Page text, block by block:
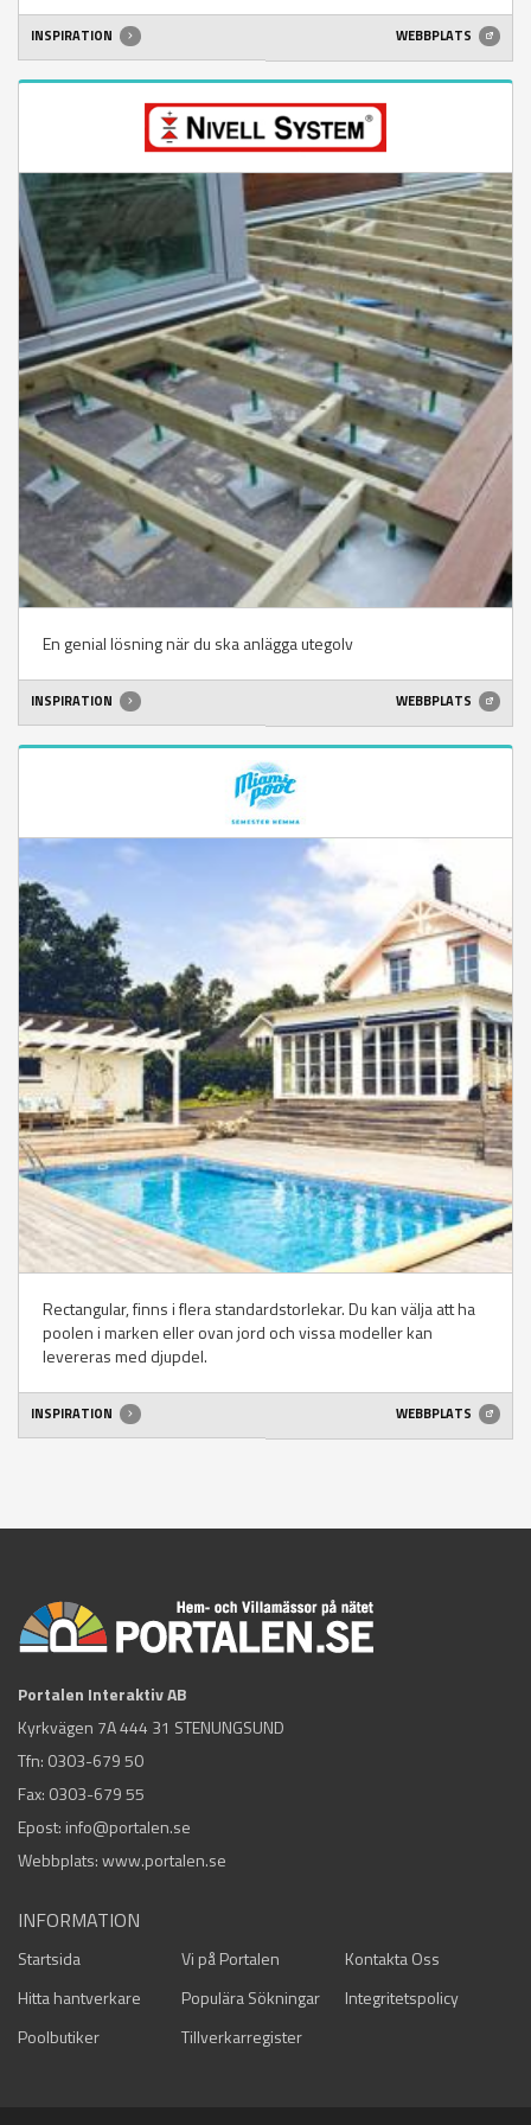
INSPIRATION WEBBPLATS
En genial lösning när du ska anlägga utegolv
INSPIRATION WEBBPLATS
Rectangular, finns i flera standardstorlekar. Du kan välja att ha
poolen i marken eller ovan jord och vissa modeller kan
levereras med djupdel.
INSPIRATION WEBBPLATS
Portalen Interaktiv AB
Kyrkvägen 7A 444 31 STENUNGSUND
Tfn: 0303-679 50
Fax: 0303-679 55
Epost: info@portalen.se
Webbplats: www.portalen.se
INFORMATION
Startsida Vi på Portalen
Kontakta Oss
Hitta hantverkare
Populära Sökningar
Integritetspolicy
Poolbutiker
Tillverkarregister